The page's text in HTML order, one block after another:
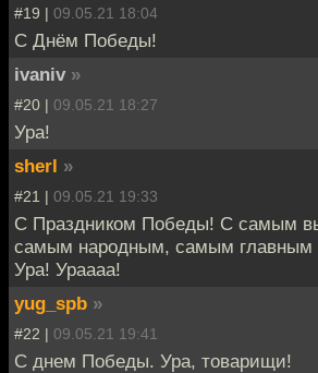
#19 | 09.05.21 18:04
С Днём Победы!
ivaniv »
#20 | 09.05.21 18:27
Ура!
sherl »
#21 | 09.05.21 19:33
С Праздником Победы! С самым
самым народным, самым главным
Ура! Ураааа!
yug_spb »
#22 | 09.05.21 19:41
С днем Победы. Ура, товарищи!